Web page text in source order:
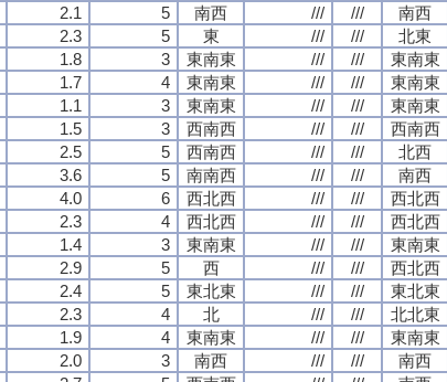
2.1 5 南西 /// /// 南西
2.3 5 東 /// /// 北東
1.8 3 東南東 /// /// 東南東
1.7 4 東南東 /// /// 東南東
1.1 3 東南東 /// /// 東南東
1.5 3 西南西 /// /// 西南西
2.5 5 西南西 /// /// 北西
3.6 5 南南西 /// /// 南西
4.0 6 西北西 /// /// 西北西
2.3 4 西北西 /// /// 西北西
1.4 3 東南東 /// /// 東南東
2.9 5 西 /// /// 西北西
2.4 5 東北東 /// /// 東北東
2.3 4 北 /// /// 北北東
1.9 4 東南東 /// /// 東南東
2.0 3 南西 /// /// 南西